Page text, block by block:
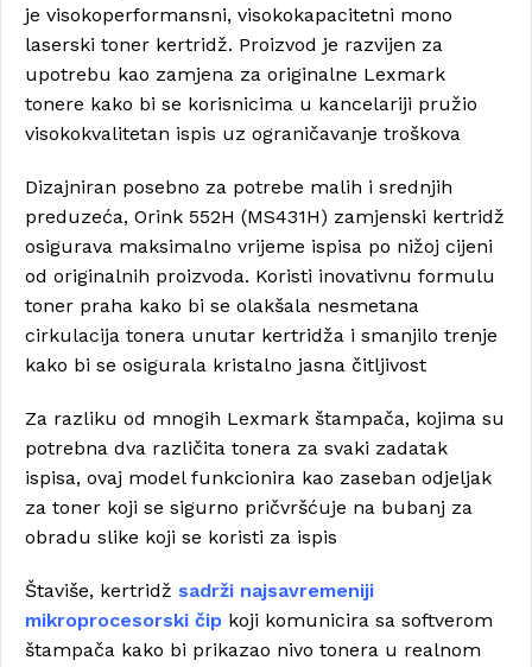
je visokoperformansni, visokokapacitetni mono
laserski toner kertridž. Proizvod je razvijen za
upotrebu kao zamjena za originalne Lexmark
tonere kako bi se korisnicima u kancelariji pružio
visokokvalitetan ispis uz ograničavanje troškova
Dizajniran posebno za potrebe malih i srednjih
preduzeća, Orink 552H (MS431H) zamjenski kertridž
osigurava maksimalno vrijeme ispisa po nižoj cijeni
od originalnih proizvoda. Koristi inovativnu formulu
toner praha kako bi se olakšala nesmetana
cirkulacija tonera unutar kertridža i smanjilo trenje
kako bi se osigurala kristalno jasna čitljivost
Za razliku od mnogih Lexmark štampača, kojima su
potrebna dva različita tonera za svaki zadatak
ispisa, ovaj model funkcionira kao zaseban odjeljak
za toner koji se sigurno pričvršćuje na bubanj za
obradu slike koji se koristi za ispis
Štaviše, kertridž sadrži najsavremeniji
mikroprocesorski čip koji komunicira sa softverom
štampača kako bi prikazao nivo tonera u realnom